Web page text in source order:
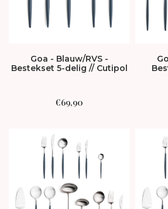
Goa - Blauw/RVS -
Bestekset 5-delig // Cutipol
€69,90